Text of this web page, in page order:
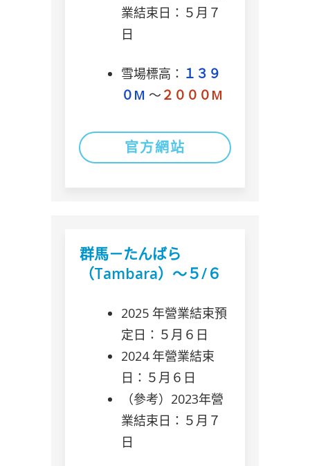
業結束日：５月７
日
雪場標高： １３９
０M 〜 ２０００M
官方網站
群馬－たんばら
（Tambara）～５/６
2025 年營業結束預
定日：５月６日
2024 年營業結束
日：５月６日
（參考）2023年營
業結束日：５月７
日